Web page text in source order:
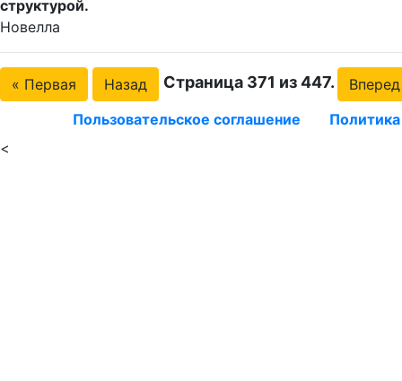
структурой.
Новелла
« Первая Назад Страница 371 из 447.
Вперед
Пользовательское соглашение
<